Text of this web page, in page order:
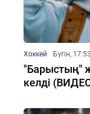
Хоккей Бүгін, 17:53
"Барыстың"
келді